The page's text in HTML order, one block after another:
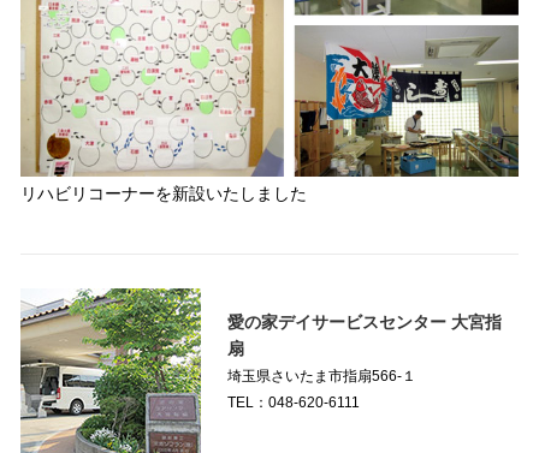
リハビリコーナーを新設いたしました
愛の家デイサービスセンター 大宮指
扇
埼玉県さいたま市指扇566-１
TEL：048-620-6111